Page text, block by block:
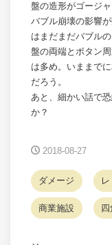
盤の造形がゴージ
バブル崩壊の影響
はまだまだバブル
盤の両端とボタン
は多め。いままで
だろう。
あと、細かい話で
か？
2018-08-27
ダメージ レ
商業施設 四